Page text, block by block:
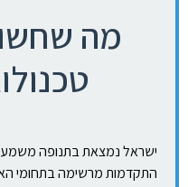
מה
ישראל נמצאת בתנופה
התקדמות מרשימה בתחומי